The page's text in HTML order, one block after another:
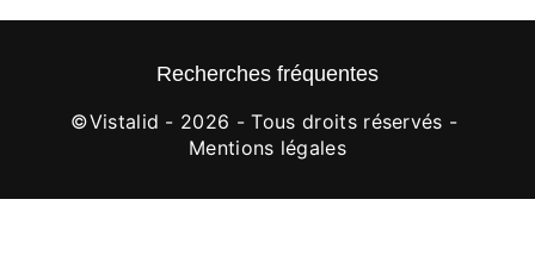
Recherches fréquentes
©Vistalid - 2026 - Tous droits réservés -
Mentions légales